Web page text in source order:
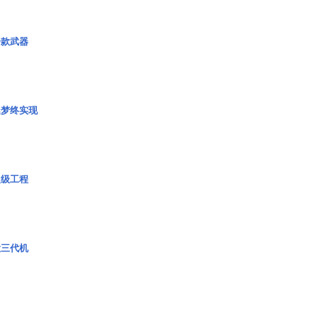
武器
终实现
工程
代机